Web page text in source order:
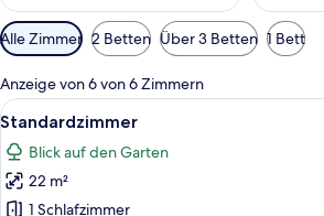
Verfügbare
Filter
für
Zimmer
Alle Zimmer 2 Betten Über 3 Betten 1 Bett
Anzeige von 6 von 6 Zimmern
Alle
Fotos
für
Standardzimmer
Ein
8
Standardzimmer
Blick auf den Garten
22 m²
1 Schlafzimmer